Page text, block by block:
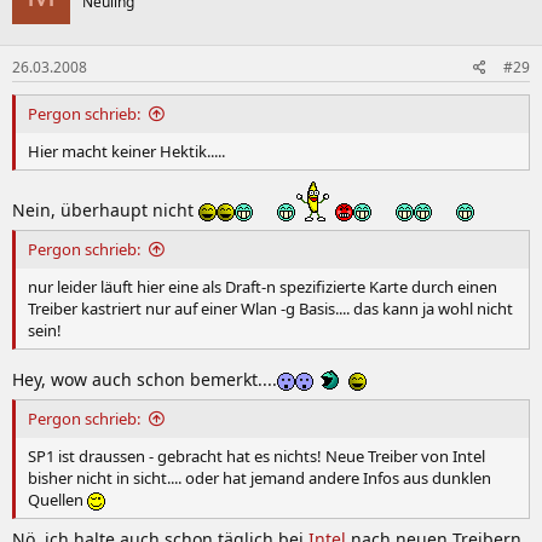
26.03.2008 #29
Pergon schrieb:
Hier macht keiner Hektik.....
Nein, überhaupt nicht
Pergon schrieb:
nur leider läuft hier eine als Draft-n spezifizierte Karte durch einen
Treiber kastriert nur auf einer Wlan -g Basis.... das kann ja wohl nicht
sein!
Hey, wow auch schon bemerkt....
Pergon schrieb:
SP1 ist draussen - gebracht hat es nichts! Neue Treiber von Intel
bisher nicht in sicht.... oder hat jemand andere Infos aus dunklen
Quellen